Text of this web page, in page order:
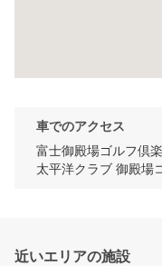
車でのアクセス
富士御殿場ゴルフ倶
太平洋クラブ 御殿場
近いエリアの施設